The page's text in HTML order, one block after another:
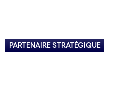
PARTENAIRE STRATÉGIQUE